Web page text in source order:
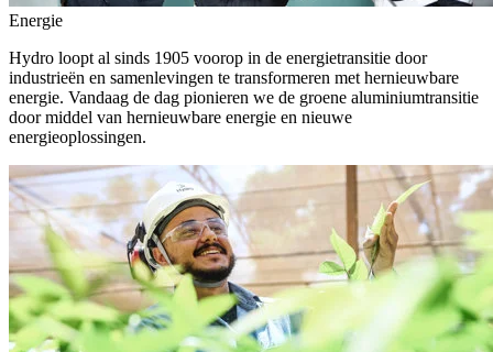
Energie
Hydro loopt al sinds 1905 voorop in de energietransitie door
industrieën en samenlevingen te transformeren met hernieuwbare
energie. Vandaag de dag pionieren we de groene aluminiumtransitie
door middel van hernieuwbare energie en nieuwe
energieoplossingen.